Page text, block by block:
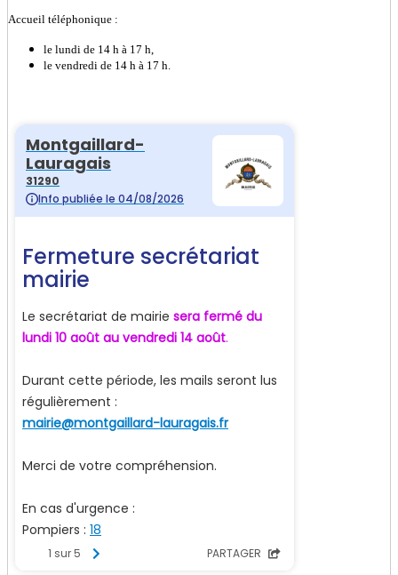
Accueil téléphonique :
le lundi de 14 h à 17 h,
le vendredi de 14 h à 17 h.